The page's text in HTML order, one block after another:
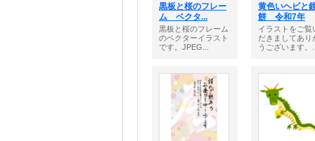
黒板と桜のフレー
ム ベクタ...
黒板と桜のフレーム
のベクターイラスト
です。JPEG...
黄色いヘビと
餅 令和7年
イラストをご覧
だきましてあり
うございます。